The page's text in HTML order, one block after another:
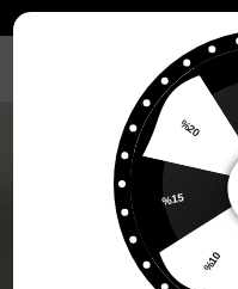
%10
%15
%20